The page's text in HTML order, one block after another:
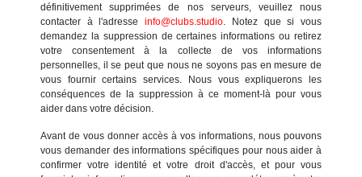
définitivement supprimées de nos serveurs, veuillez nous
contacter à l'adresseinfo@clubs.studio. Notez que si vous
demandez la suppression de certaines informations ou retirez
votre consentement à la collecte de vos informations
personnelles, il se peut que nous ne soyons pas en mesure de
vous fournir certains services. Nous vous expliquerons les
conséquences de la suppression à ce moment-là pour vous
aider dans votre décision.
Avant de vous donner accès à vos informations, nous pouvons
vous demander des informations spécifiques pour nous aider à
confirmer votre identité et votre droit d'accès, et pour vous